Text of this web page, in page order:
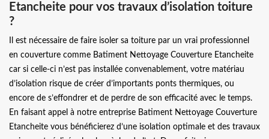
Etancheite pour vos travaux d’isolation toiture
?
Il est nécessaire de faire isoler sa toiture par un vrai professionnel
en couverture comme Batiment Nettoyage Couverture Etancheite
car si celle-ci n’est pas installée convenablement, votre matériau
d’isolation risque de créer d’importants ponts thermiques, ou
encore de s’effondrer et de perdre de son efficacité avec le temps.
En faisant appel à notre entreprise Batiment Nettoyage Couverture
Etancheite vous bénéficierez d’une isolation optimale et des travaux